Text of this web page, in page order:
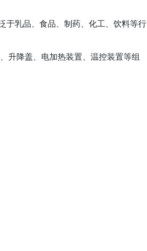
于乳品、食品、制药、化工、饮料等行
升降盖、电加热装置、温控装置等组